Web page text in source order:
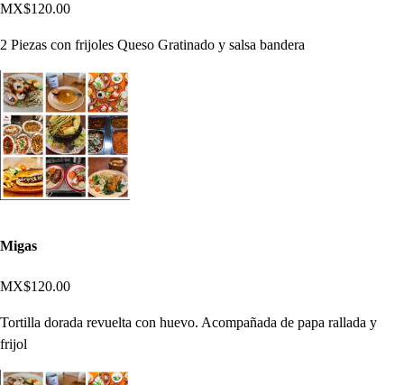
MX$120.00
2 Piezas con frijoles Queso Gratinado y salsa bandera
Migas
MX$120.00
Tortilla dorada revuelta con huevo. Acompañada de papa rallada y
frijol